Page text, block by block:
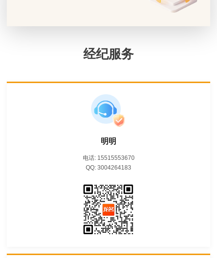
经纪服务
明明
电话: 15515553670
QQ: 3004264183